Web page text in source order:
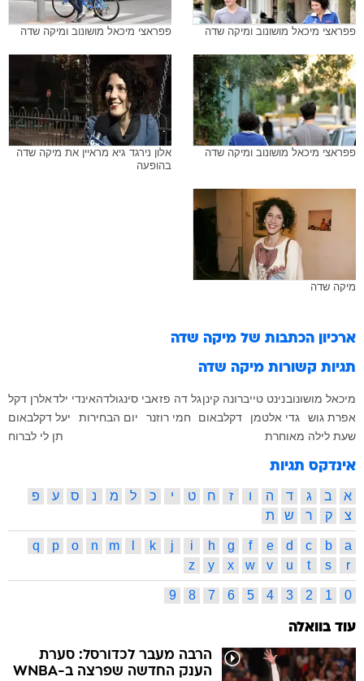
פפראצי מיכאל מושונוב ומיקה שדה פפראצי מיכאל מושונוב ומיקה שדה
פפראצי מיכאל מושונוב ומיקה שדה
אלון נירגד גיא מראיין את מיקה שדה
בהופעה
מיקה שדה
ארכיון הכתבות של מיקה שדה
תגיות קשורות מיקה שדה
מיכאל מושונובנינט טייברונה קינןגל דה פזאבי סינגולדהאינדי ילדאלרן דקל
אפרת גוש
גדי אלטמן דקלבאום חמי רוזנר יום הבחירות
יעל דקלבאום
שעת לילה מאוחרת
תן לי לברוח
אינדקס תגיות
א ב ג ד ה ו ז ח ט י כ ל מ נ ס ע
פ
צ
ק ר ש ת
a
b
c
d
e
f
g
h
i
j
k
m
n
o
p
q
r
s
t
u
v
w
x
y
z
0
1
2
3
4
5
6
7
8
9
עוד בוואלה
הרבה מעבר לכדורסל: סערת
הענק החדשה שפרצה ב-WNBA